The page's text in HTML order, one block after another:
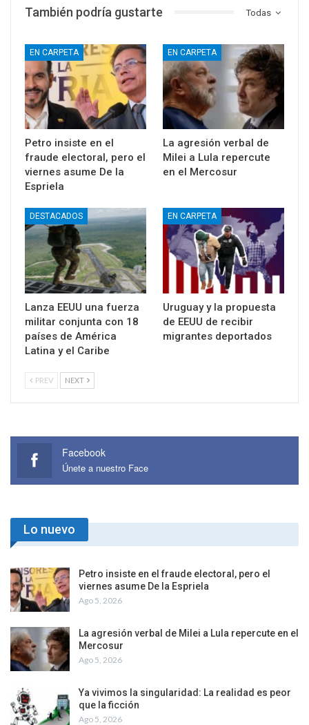
Todas
También podría gustarte
EN CARPETA
Petro insiste en el
fraude electoral, pero el
viernes asume De la
Espriela
EN CARPETA
La agresión verbal de
Milei a Lula repercute
en el Mercosur
DESTACADOS
Lanza EEUU una fuerza
militar conjunta con 18
países de América
Latina y el Caribe
EN CARPETA
Uruguay y la propuesta
de EEUU de recibir
migrantes deportados
PREV NEXT
Facebook
Únete a nuestro Face
Lo nuevo
Petro insiste en el fraude electoral, pero el
viernes asume De la Espriela
Ago 5, 2026
La agresión verbal de Milei a Lula repercute en el
Mercosur
Ago 5, 2026
Ya vivimos la singularidad: La realidad es peor
que la ficción
Ago 5, 2026